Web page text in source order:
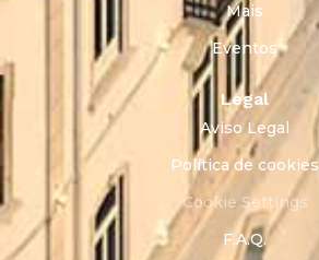
Mais
Eventos
Legal
Aviso Legal
Política de cookies
Cookie Settings
F.A.Q.